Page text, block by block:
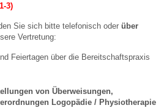
3)
Sie sich bitte telefonisch oder über
Vertretung:
Feiertagen über die Bereitschaftspraxis
von Überweisungen,
Logopädie / Physiotherapie